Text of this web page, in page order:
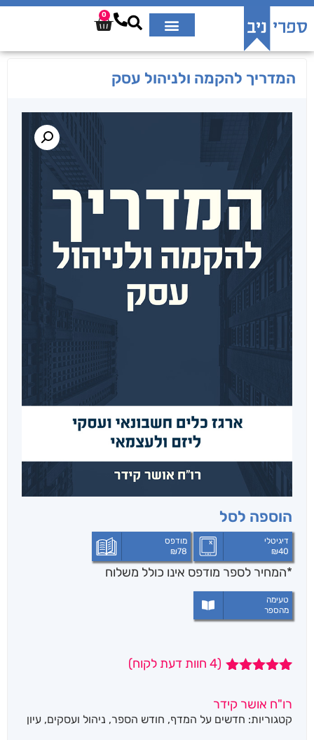
0
המדריך להקמה ולניהול עסק
הוספה לסל
דיגיטלי
₪40
מודפס
₪78
*המחיר לספר מודפס אינו כולל משלוח
טעימה
מהספר
מבוסס על
דירוגים של
(
4 חוות דעת לקוח)
רו"ח אושר קידר
קטגוריות: חדשים על המדף, חודש הספר, ניהול ועסקים, עיון